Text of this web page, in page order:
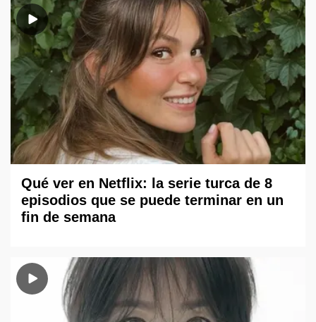
Qué ver en Netflix: la serie turca de 8
episodios que se puede terminar en un
fin de semana